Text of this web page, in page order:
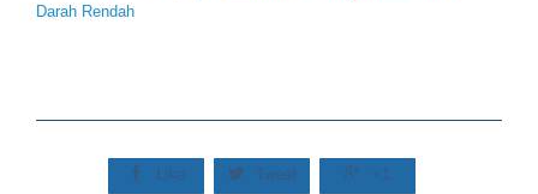
Darah Rendah
 Like  Tweet  +1